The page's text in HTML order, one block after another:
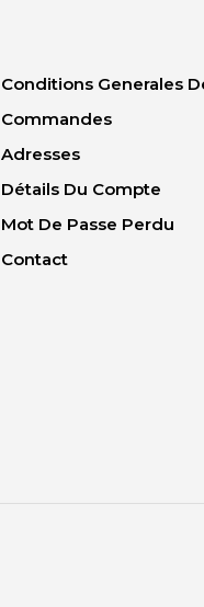
Conditions Generales
Commandes
Adresses
Détails Du Compte
Mot De Passe Perdu
Contact